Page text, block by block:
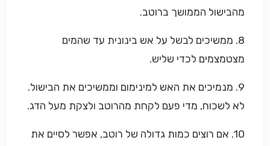
מהבישול הממושך ברוטב.
8. ממשיכים לבשל על אש בינונית עד שהמים
מצטמצמים לכדי שליש.
9. מנמיכים את האש למינימום וממשיכים את הבישול.
לא לשכוח, מדי פעם לקחת מהרוטב ולצקת מעל הדג.
10. אם רוצים כמות גדולה של רוטב, אפשר לסיים את